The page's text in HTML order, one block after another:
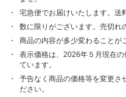
・
宅急便でお届けいたします。送
・
数に限りがございます。売切れ
・
商品の内容が多少変わることが
・
表示価格は、2026年５月現在
ています。
・
予告なく商品の価格等を変更さ
ださい。